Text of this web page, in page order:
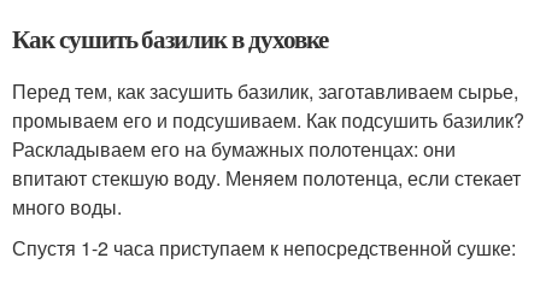
Как сушить базилик в духовке
Перед тем, как засушить базилик, заготавливаем сырье,
промываем его и подсушиваем. Как подсушить базилик?
Раскладываем его на бумажных полотенцах: они
впитают стекшую воду. Меняем полотенца, если стекает
много воды.
Спустя 1-2 часа приступаем к непосредственной сушке: